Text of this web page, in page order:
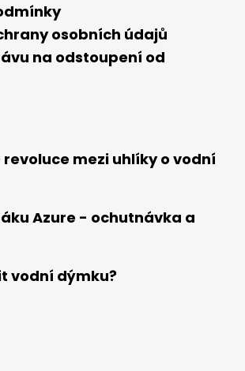
osobních údajů
na odstoupení od
revoluce mezi uhlíky o vodní
Azure - ochutnávka a
vodní dýmku?